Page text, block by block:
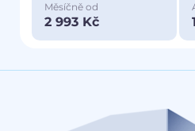
Měsíčně od
2 993 Kč